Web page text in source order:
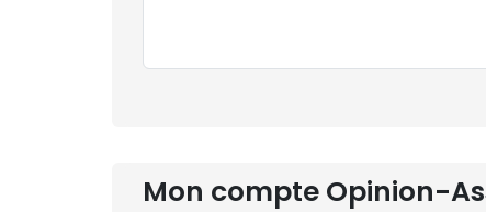
Mon compte Opinion-